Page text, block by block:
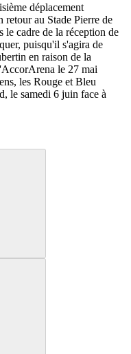
déplacement
retour au Stade Pierre de
le cadre de la réception de
puisqu'il s'agira de
en raison de la
le 27 mai
les Rouge et Bleu
le samedi 6 juin face à